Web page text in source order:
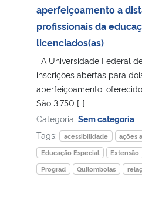
aperfeiçoamento a
profissionais da
licenciados(as)
A Universidade Federal
inscrições abertas para
aperfeiçoamento,
São 3.750 […]
Categoria: Sem categoria
Tags:
acessibilidade ações
Educação Especial
Extensão
Prograd
Quilombolas